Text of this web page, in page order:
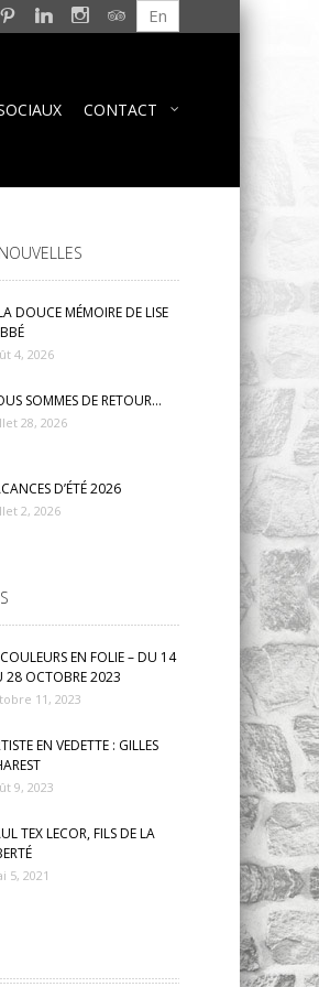
En
CONTACT
DOUCE MÉMOIRE DE LISE
4, 2026
SOMMES DE RETOUR…
28, 2026
D’ÉTÉ 2026
2, 2026
EN FOLIE – DU 14
28 OCTOBRE 2023
11, 2023
EN VEDETTE : GILLES
9, 2023
TEX LECOR, FILS DE LA
5, 2021